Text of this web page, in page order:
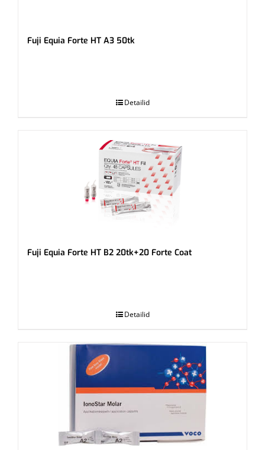
Fuji Equia Forte HT A3 50tk
Detailid
Fuji Equia Forte HT B2 20tk+20 Forte Coat
Detailid